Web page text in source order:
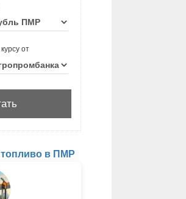
от
топливо в ПМР